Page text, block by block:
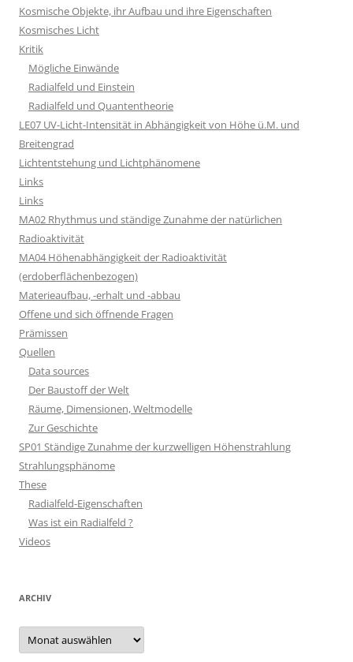
Kosmische Objekte, ihr Aufbau und ihre Eigenschaften
Kosmisches Licht
Kritik
Mögliche Einwände
Radialfeld und Einstein
Radialfeld und Quantentheorie
LE07 UV-Licht-Intensität in Abhängigkeit von Höhe ü.M. und
Breitengrad
Lichtentstehung und Lichtphänomene
Links
Links
MA02 Rhythmus und ständige Zunahme der natürlichen
Radioaktivität
MA04 Höhenabhängigkeit der Radioaktivität
(erdoberflächenbezogen)
Materieaufbau, -erhalt und -abbau
Offene und sich öffnende Fragen
Prämissen
Quellen
Data sources
Der Baustoff der Welt
Räume, Dimensionen, Weltmodelle
Zur Geschichte
SP01 Ständige Zunahme der kurzwelligen Höhenstrahlung
Strahlungsphänome
These
Radialfeld-Eigenschaften
Was ist ein Radialfeld ?
Videos
ARCHIV
Archiv